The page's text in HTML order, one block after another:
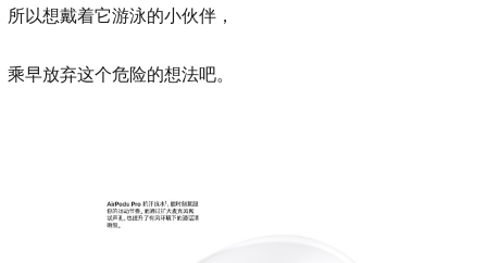
所以想戴着它游泳的小伙伴，
乘早放弃这个危险的想法吧。